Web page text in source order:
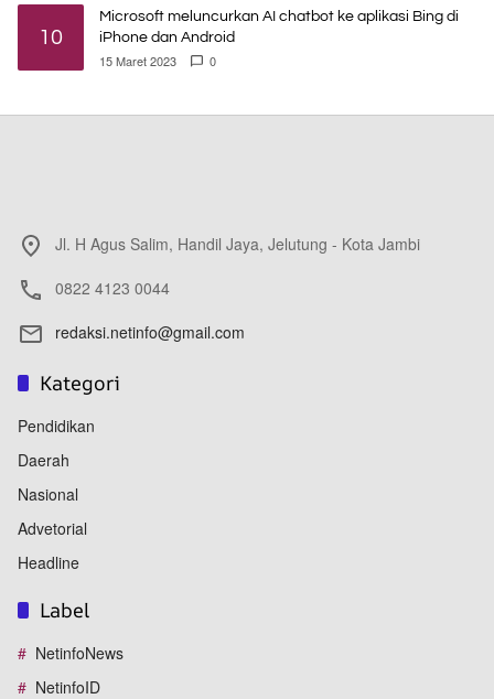
10
Microsoft meluncurkan AI chatbot ke aplikasi Bing di
iPhone dan Android
15 Maret 2023 0
Jl. H Agus Salim, Handil Jaya, Jelutung - Kota Jambi
0822 4123 0044
redaksi.netinfo@gmail.com
Kategori
Pendidikan
Daerah
Nasional
Advetorial
Headline
Label
NetinfoNews
NetinfoID